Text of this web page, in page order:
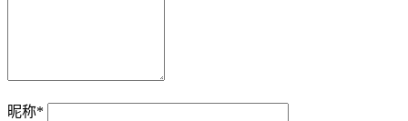
昵称*